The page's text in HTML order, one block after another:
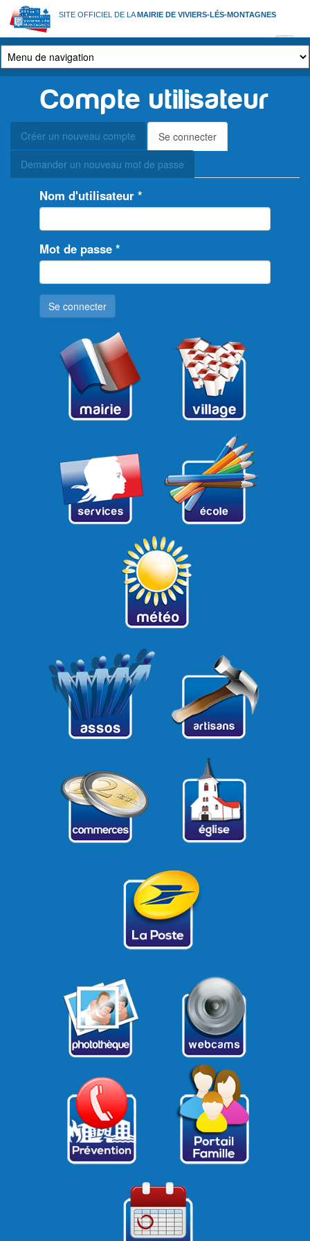
Aller
au
contenu
principal
SITE OFFICIEL DE LAMAIRIE DE VIVIERS-LÉS-MONTAGNES
Compte utilisateur
Onglets
principaux
Créer un nouveau compte Se connecter
actif)
Demander un nouveau mot de passe
Nom d'utilisateur *
Mot de passe *
Se connecter